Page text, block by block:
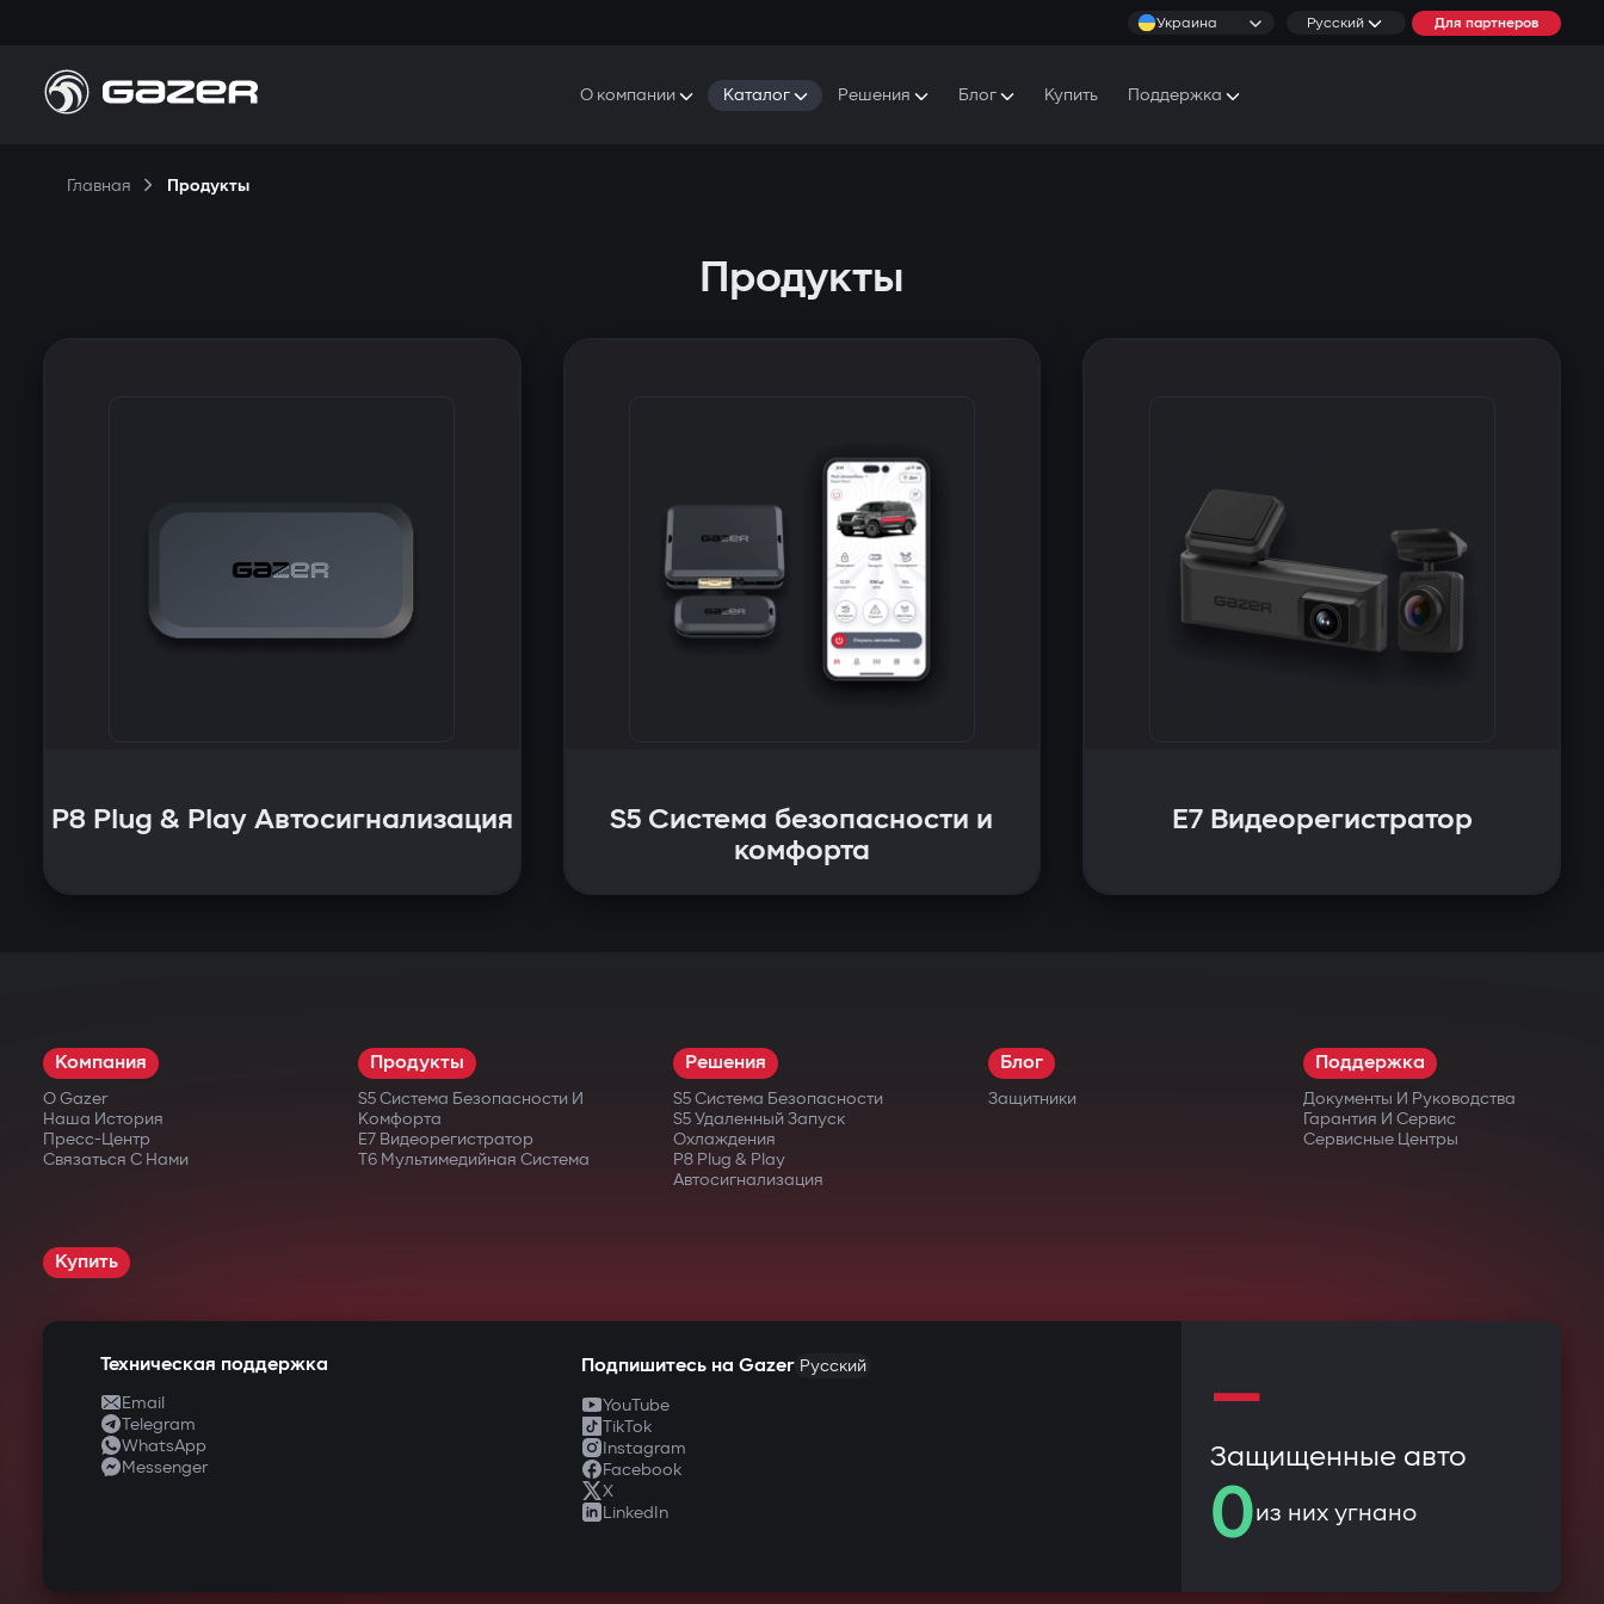
Украина Русский Для партнеров
О компании Каталог Решения Блог Купить Поддержка
Главная Продукты
Продукты
P8 Plug & Play Автосигнализация
S5 Система безопасности и
комфорта
E7 Видеорегистратор
Компания
О Gazer
Наша История
Пресс-Центр
Связаться С Нами
Продукты
S5 Система Безопасности И
Комфорта
E7 Видеорегистратор
T6 Мультимедийная Система
Решения
S5 Система Безопасности
S5 Удаленный Запуск
Охлаждения
P8 Plug & Play
Автосигнализация
Блог
Защитники
Поддержка
Документы И Руководства
Гарантия И Сервис
Сервисные Центры
Купить
Техническая поддержка
Email
Telegram
WhatsApp
Messenger
Подпишитесь на Gazer Русский
YouTube
TikTok
Instagram
Facebook
X
LinkedIn
—
Защищенные авто
0из них угнано